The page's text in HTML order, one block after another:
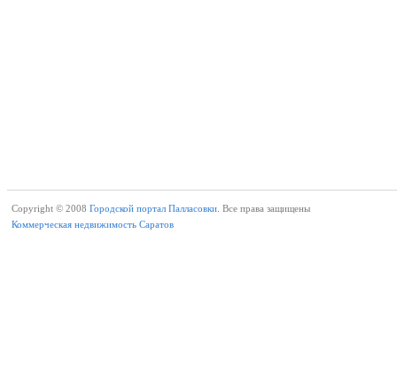
Copyright © 2008 Городской портал Палласовки. Все права защищены
Коммерческая недвижимость Саратов